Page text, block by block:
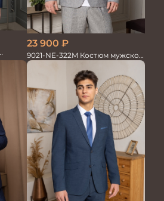
23 900 ₽
9021-NE-322M Костюм мужской
двойка хлопок, лен